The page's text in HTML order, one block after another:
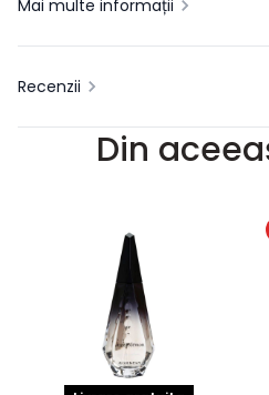
Mai multe informații
Recenzii
Din